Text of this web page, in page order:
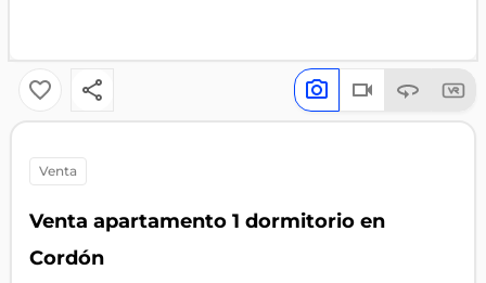
venta
Venta apartamento 1 dormitorio en
Cordón